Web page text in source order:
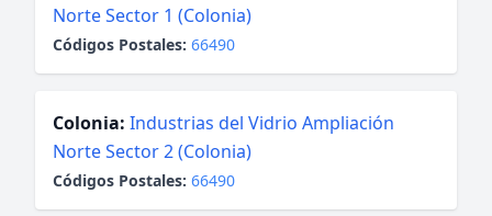
Norte Sector 1 (Colonia)
Códigos Postales: 66490
Colonia: Industrias del Vidrio Ampliación
Norte Sector 2 (Colonia)
Códigos Postales: 66490